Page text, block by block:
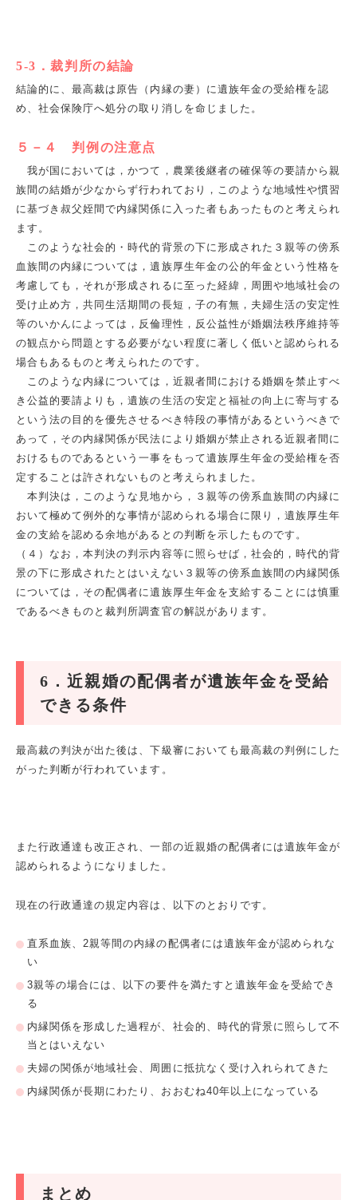
5-3 ．裁判所の結論
結論的に、最高裁は原告（内縁の妻）に遺族年金の受給権を認
め、社会保険庁へ処分の取り消しを命じました。
５－４ 判例の注意点
我が国においては，かつて，農業後継者の確保等の要請から親
族間の結婚が少なからず行われており，このような地域性や慣習
に基づき叔父姪間で内縁関係に入った者もあったものと考えられ
ます。
このような社会的・時代的背景の下に形成された３親等の傍系
血族間の内縁については，遺族厚生年金の公的年金という性格を
考慮しても，それが形成されるに至った経緯，周囲や地域社会の
受け止め方，共同生活期間の長短，子の有無，夫婦生活の安定性
等のいかんによっては，反倫理性，反公益性が婚姻法秩序維持等
の観点から問題とする必要がない程度に著しく低いと認められる
場合もあるものと考えられたのです。
このような内縁については，近親者間における婚姻を禁止すべ
き公益的要請よりも，遺族の生活の安定と福祉の向上に寄与する
という法の目的を優先させるべき特段の事情があるというべきで
あって，その内縁関係が民法により婚姻が禁止される近親者間に
おけるものであるという一事をもって遺族厚生年金の受給権を否
定することは許されないものと考えられました。
本判決は，このような見地から，３親等の傍系血族間の内縁に
おいて極めて例外的な事情が認められる場合に限り，遺族厚生年
金の支給を認める余地があるとの判断を示したものです。
（４）なお，本判決の判示内容等に照らせば，社会的，時代的背
景の下に形成されたとはいえない３親等の傍系血族間の内縁関係
については，その配偶者に遺族厚生年金を支給することには慎重
であるべきものと裁判所調査官の解説があります。
6 ．近親婚の配偶者が遺族年金を受給
できる条件
最高裁の判決が出た後は、下級審においても最高裁の判例にした
がった判断が行われています。
また行政通達も改正され、一部の近親婚の配偶者には遺族年金が
認められるようになりました。
現在の行政通達の規定内容は、以下のとおりです。
直系血族、2親等間の内縁の配偶者には遺族年金が認められな
い
3親等の場合には、以下の要件を満たすと遺族年金を受給でき
る
内縁関係を形成した過程が、社会的、時代的背景に照らして不
当とはいえない
夫婦の関係が地域社会、周囲に抵抗なく受け入れられてきた
内縁関係が長期にわたり、おおむね40年以上になっている
まとめ